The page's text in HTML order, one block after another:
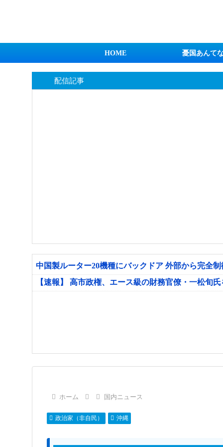
HOME 憂国あんて
配信記事
中国製ルーター20機種にバックドア 外部から完全
【速報】 高市政権、エース級の財務官僚・一松旬
ホーム 国内ニュース
政治家（非自民） 沖縄